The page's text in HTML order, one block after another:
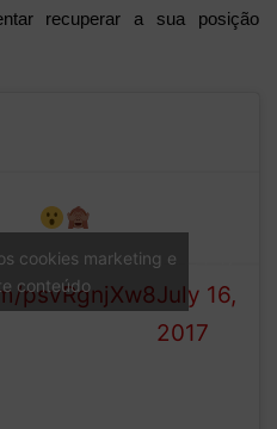
recuperar a sua posição
psvRgnjXw8
1 (@F1)
July 16,
2017
cookies marketing e
conteúdo